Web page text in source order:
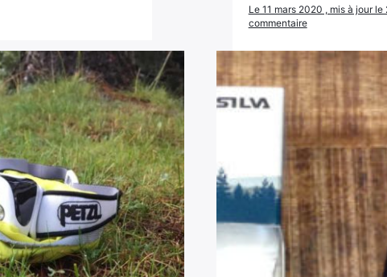
Le 11 mars 2020 , mis à jour le
commentaire